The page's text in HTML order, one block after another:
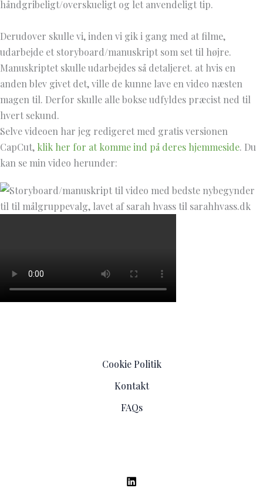
håndgribeligt/overskueligt og let anvendeligt tip.
Derudover skulle vi, inden vi gik i gang med at filme,
udarbejde et storyboard/manuskript som set til højre.
Manuskriptet skulle udarbejdes så detaljeret. at hvis en
anden blev givet det, ville de kunne lave en video næsten
magen til. Derfor skulle alle bokse udfyldes præcist ned til
hvert sekund.
Selve videoen har jeg redigeret med gratis versionen
CapCut, klik her for at komme ind på deres hjemmeside. Du
kan se min video herunder:
Cookie Politik
Kontakt
FAQs